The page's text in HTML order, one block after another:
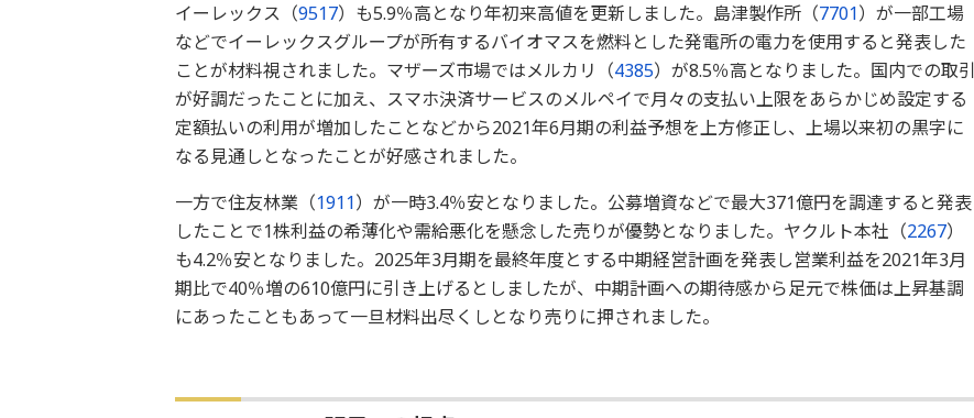
イーレックス（9517）も5.9％高となり年初来高値を更新しました。島津製作所（7701）が一部工場
などでイーレックスグループが所有するバイオマスを燃料とした発電所の電力を使用すると発表した
ことが材料視されました。マザーズ市場ではメルカリ（4385）が8.5％高となりました。国内での取引
が好調だったことに加え、スマホ決済サービスのメルペイで月々の支払い上限をあらかじめ設定する
定額払いの利用が増加したことなどから2021年6月期の利益予想を上方修正し、上場以来初の黒字に
なる見通しとなったことが好感されました。
一方で住友林業（1911）が一時3.4％安となりました。公募増資などで最大371億円を調達すると発表
したことで1株利益の希薄化や需給悪化を懸念した売りが優勢となりました。ヤクルト本社（2267）
も4.2％安となりました。2025年3月期を最終年度とする中期経営計画を発表し営業利益を2021年3月
期比で40％増の610億円に引き上げるとしましたが、中期計画への期待感から足元で株価は上昇基調
にあったこともあって一旦材料出尽くしとなり売りに押されました。